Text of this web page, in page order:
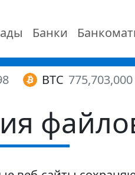
Банки
BTC 775,703,000